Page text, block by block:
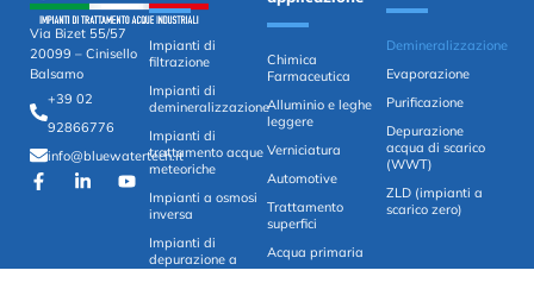
Via Bizet 55/57
20099 – Cinisello
Balsamo
+39 02
92866776
info@bluewatertech.it
Impianti di
filtrazione
Impianti di
demineralizzazione
Impianti di
trattamento acque
meteoriche
Impianti a osmosi
inversa
Impianti di
depurazione a
Chimica
Farmaceutica
Alluminio e leghe
leggere
Verniciatura
Automotive
Trattamento
superfici
Acqua primaria
Demineralizzazione
Evaporazione
Purificazione
Depurazione
acqua di scarico
(WWT)
ZLD (impianti a
scarico zero)